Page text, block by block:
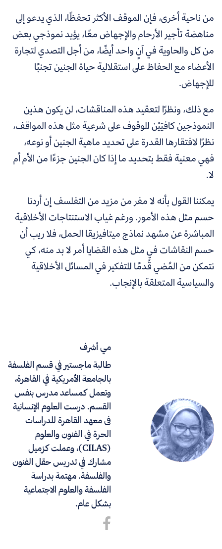
مي أشرف
طالبة ماجستير في قسم الفلسفة
بالجامعة الأمريكية في القاهرة،
وتعمل كمساعد مدرس بنفس
القسم. درست العلوم الإنسانية
فى معهد القاهرة للدراسات
الحرة في الفنون والعلوم
(CILAS)، وعملت كزميل
مشارك في تدريس حقل الفنون
والفلسفة. مهتمة بدراسة
الفلسفة والعلوم الاجتماعية
بشكل عام.
من ناحية أخرى، فإن الموقف الأكثر تحفظًا، الذي يدعو إلى
مناهضة تأجير الأرحام والإجهاض معًا، يؤيد نموذجي بعض
من كل والحاوية في آنٍ واحد أيضًا، من أجل التصدي لتجارة
الأعضاء مع الحفاظ على استقلالية حياة الجنين تجنبًا
للإجهاض.
مع ذلك، ونظرًا لتعقيد هذه المناقشات، لن يكون هذين
النموذجين كافيَيْن للوقوف على شرعية مثل هذه المواقف،
نظرًا لافتقارها القدرة على تحديد ماهية الجنين أو نوعه،
فهي معنية فقط بتحديد ما إذا كان الجنين جزءًا من الأم أم
لا.
يمكننا القول بأنه لا مفر من مزيد من التفلسف إن أردنا
حسم مثل هذه الأمور. ورغم غياب الاستنتاجات الأخلاقية
المباشرة عن مشهد نماذج ميتافيزيقا الحمل، فلا ريب أن
حسم النقاشات في مثل هذه القضايا أمر لا بد منه، كي
نتمكن من المُضي قُدمًا للتفكير في المسائل الأخلاقية
والسياسية المتعلقة بالإنجاب.